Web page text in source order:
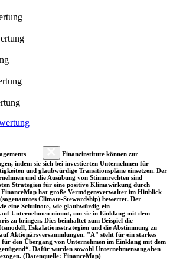
Finanzinstitute können zur
indem sie sich bei investierten Unternehmen für
und glaubwürdige Transitionspläne einsetzen. Der
und die Ausübung von Stimmrechten sind
Strategien für eine positive Klimawirkung durch
hat große Vermögensverwalter im Hinblick
Climate-Stewardship) bewertet. Der
eine Schulnote, wie glaubwürdig ein
Unternehmen nimmt, um sie in Einklang mit dem
zu bringen. Dies beinhaltet zum Beispiel die
Eskalationsstrategien und die Abstimmung zu
Aktionärsversammlungen. "A" steht für ein starkes
für den Übergang von Unternehmen im Einklang mit dem
Dafür wurden sowohl Unternehmensangaben
(Datenquelle: FinanceMap)